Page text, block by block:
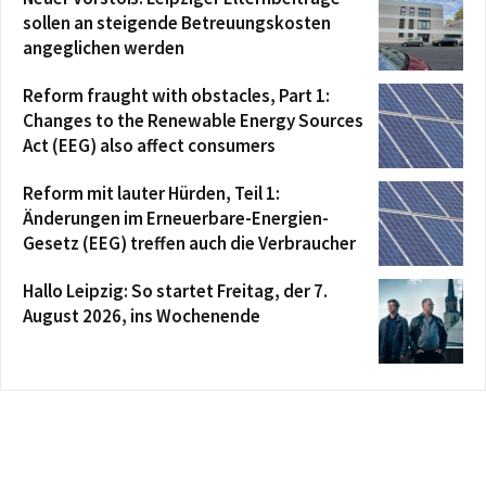
sollen an steigende Betreuungskosten
angeglichen werden
Reform fraught with obstacles, Part 1:
Changes to the Renewable Energy Sources
Act (EEG) also affect consumers
Reform mit lauter Hürden, Teil 1:
Änderungen im Erneuerbare-Energien-
Gesetz (EEG) treffen auch die Verbraucher
Hallo Leipzig: So startet Freitag, der 7.
August 2026, ins Wochenende